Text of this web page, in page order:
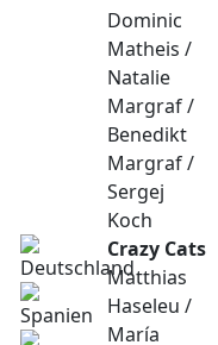
Dominic
Matheis /
Natalie
Margraf /
Benedikt
Margraf /
Sergej
Koch
Crazy Cats
Matthias
Haseleu /
María